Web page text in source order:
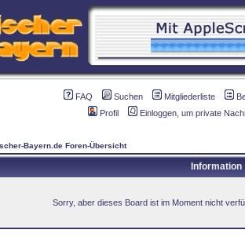
FAQ Suchen Mitgliederliste
Profil
Einloggen, um private
Bayern.de Foren-Übersicht
Information
Sorry, aber dieses Board ist im Moment nicht